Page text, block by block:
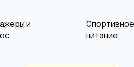
и
Спортивное
питание